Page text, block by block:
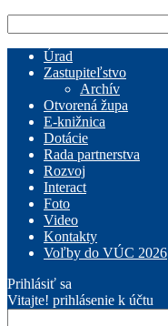
Úrad
Zastupiteľstvo
Archív
Otvorená župa
E-knižnica
Dotácie
Rada partnerstva
Rozvoj
Interact
Foto
Video
Kontakty
Voľby do VÚC 2026
Prihlásiť sa
Vitajte! prihlásenie k účtu